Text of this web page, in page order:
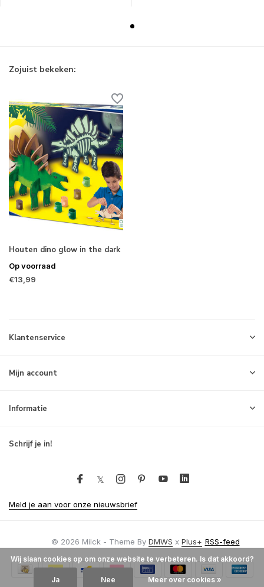
Zojuist bekeken:
Houten dino glow in the dark
Op voorraad
€13,99
Klantenservice
Mijn account
Informatie
Schrijf je in!
Meld je aan voor onze nieuwsbrief
© 2026 Milck - Theme By DMWS x Plus+ RSS-feed
Wij slaan cookies op om onze website te verbeteren. Is dat akkoord?
Ja Nee Meer over cookies »